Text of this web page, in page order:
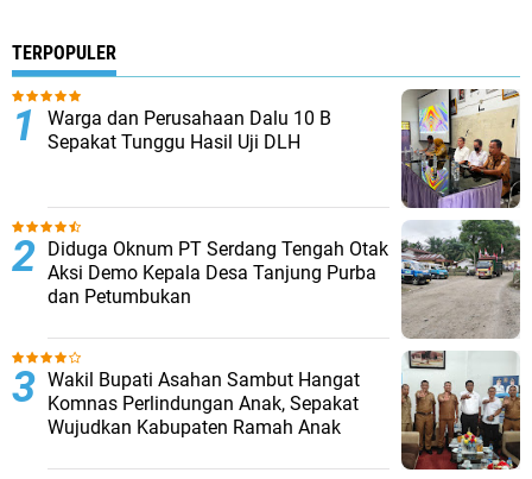
TERPOPULER
Warga dan Perusahaan Dalu 10 B
Sepakat Tunggu Hasil Uji DLH
Diduga Oknum PT Serdang Tengah Otak
Aksi Demo Kepala Desa Tanjung Purba
dan Petumbukan
Wakil Bupati Asahan Sambut Hangat
Komnas Perlindungan Anak, Sepakat
Wujudkan Kabupaten Ramah Anak